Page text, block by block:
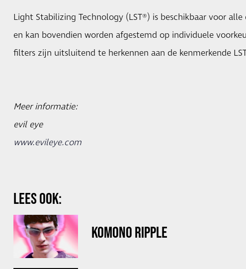
Light Stabilizing Technology (LST®) is beschikbaar voor
en kan bovendien worden afgestemd op individuele
filters zijn uitsluitend te herkennen aan de kenmerkende
Meer informatie:
evil eye
www.evileye.com
LEES OOK:
KOMONO RIPPLE